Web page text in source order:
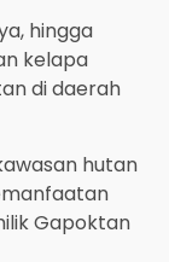
hingga
kelapa
di daerah
hutan
Gapoktan